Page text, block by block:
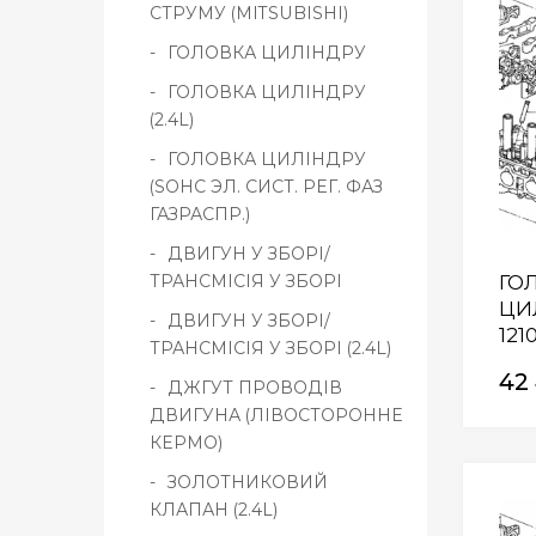
42
СТРУМУ (MITSUBISHI)
ГОЛОВКА ЦИЛІНДРУ
ГОЛОВКА ЦИЛІНДРУ
(2.4L)
ГОЛОВКА ЦИЛІНДРУ
(SOHC ЭЛ. СИСТ. РЕГ. ФАЗ
ГАЗРАСПР.)
ДВИГУН У ЗБОРІ/
ТРАНСМІСІЯ У ЗБОРІ
ДВИГУН У ЗБОРІ/
ТРАНСМІСІЯ У ЗБОРІ (2.4L)
ДЖГУТ ПРОВОДІВ
ДВИГУНА (ЛІВОСТОРОННЕ
КЕРМО)
ЗОЛОТНИКОВИЙ
КЛАПАН (2.4L)